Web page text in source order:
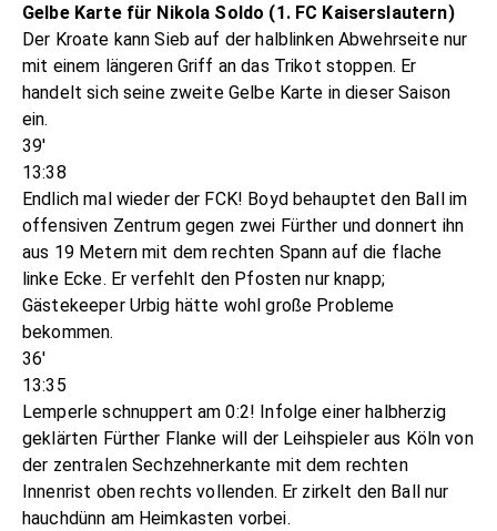
Gelbe Karte für Nikola Soldo (1. FC Kaiserslautern)
Der Kroate kann Sieb auf der halblinken Abwehrseite nur
mit einem längeren Griff an das Trikot stoppen. Er
handelt sich seine zweite Gelbe Karte in dieser Saison
ein.
39'
13:38
Endlich mal wieder der FCK! Boyd behauptet den Ball im
offensiven Zentrum gegen zwei Fürther und donnert ihn
aus 19 Metern mit dem rechten Spann auf die flache
linke Ecke. Er verfehlt den Pfosten nur knapp;
Gästekeeper Urbig hätte wohl große Probleme
bekommen.
36'
13:35
Lemperle schnuppert am 0:2! Infolge einer halbherzig
geklärten Fürther Flanke will der Leihspieler aus Köln von
der zentralen Sechzehnerkante mit dem rechten
Innenrist oben rechts vollenden. Er zirkelt den Ball nur
hauchdünn am Heimkasten vorbei.